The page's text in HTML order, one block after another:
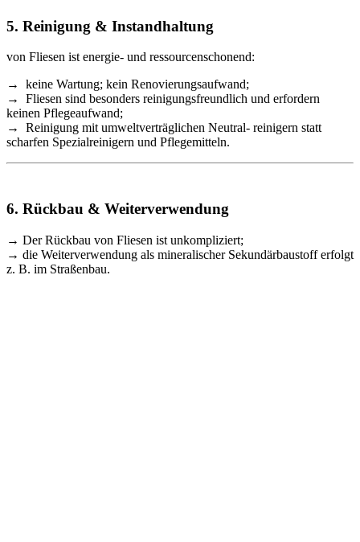
5. Reinigung & Instandhaltung
von Fliesen ist energie- und ressourcenschonend:
→ keine Wartung; kein Renovierungsaufwand;
→ Fliesen sind besonders reinigungsfreundlich und erfordern
keinen Pflegeaufwand;
→ Reinigung mit umweltverträglichen Neutral- reinigern statt
scharfen Spezialreinigern und Pflegemitteln.
6. Rückbau & Weiterverwendung
→ Der Rückbau von Fliesen ist unkompliziert;
→ die Weiterverwendung als mineralischer Sekundärbaustoff erfolgt
z. B. im Straßenbau.